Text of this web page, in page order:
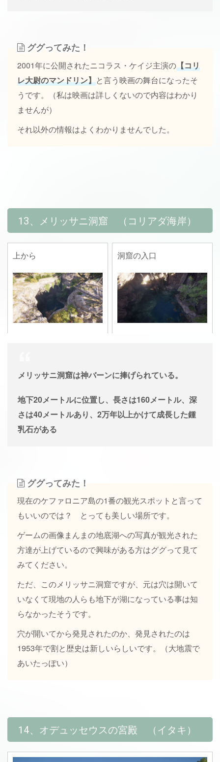
ググってみた！
2001年に公開されたニコラス・ケイジ主演の【コリ
レ大尉のマンドリン】と言う映画の舞台になったそ
うです。（私は映画は詳しくないので内容はわかり
ませんが）
それ以外の情報はよくわかりませんでした。
13、メリッサニ洞窟 （コリアダ海岸）
上から 洞窟の入口
メリッサニ洞窟は神バーンに捧げられている。
地下20メートルに位置し、長さは160メートル、深
さは40メートルあり、2万年以上かけて成長した鍾
乳石がある
ググってみた！
現在のケファロニア島の1番の観光スポットと言って
もいいのでは？ とっても美しい場所です。
ゲームの画像まんまの地底湖への写真が観光された
方達が上げているので興味がある方はググって見て
みてください。
ただ、このメリッサニ洞窟ですが、元は穴は開いて
いなくて現地の人らも地下が湖になっている事は知
らなかったそうです。
穴が開いてから発見されたのか、発見されたのは
1953年で割と歴史は新しいらしいです。（大地震で
あいたっぽい）
14、オデュッセウスの宮殿 （イタキ）